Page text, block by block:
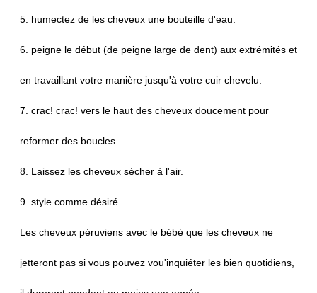
5. humectez de les cheveux une bouteille d'eau.
6. peigne le début (de peigne large de dent) aux extrémités et
en travaillant votre manière jusqu'à votre cuir chevelu.
7. crac! crac! vers le haut des cheveux doucement pour
reformer des boucles.
8. Laissez les cheveux sécher à l'air.
9. style comme désiré.
Les cheveux péruviens avec le bébé que les cheveux ne
jetteront pas si vous pouvez vou'inquiéter les bien quotidiens,